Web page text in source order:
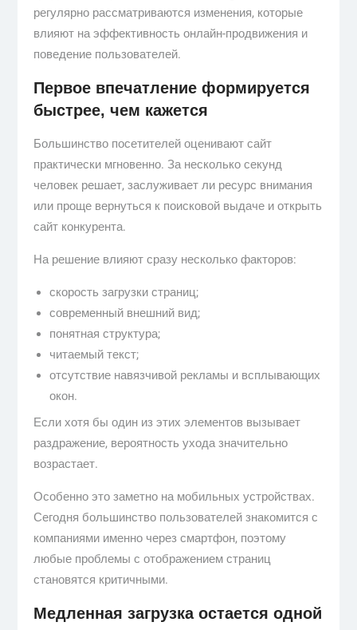
регулярно рассматриваются изменения, которые
влияют на эффективность онлайн-продвижения и
поведение пользователей.
Первое впечатление формируется
быстрее, чем кажется
Большинство посетителей оценивают сайт
практически мгновенно. За несколько секунд
человек решает, заслуживает ли ресурс внимания
или проще вернуться к поисковой выдаче и открыть
сайт конкурента.
На решение влияют сразу несколько факторов:
скорость загрузки страниц;
современный внешний вид;
понятная структура;
читаемый текст;
отсутствие навязчивой рекламы и всплывающих
окон.
Если хотя бы один из этих элементов вызывает
раздражение, вероятность ухода значительно
возрастает.
Особенно это заметно на мобильных устройствах.
Сегодня большинство пользователей знакомится с
компаниями именно через смартфон, поэтому
любые проблемы с отображением страниц
становятся критичными.
Медленная загрузка остается одной